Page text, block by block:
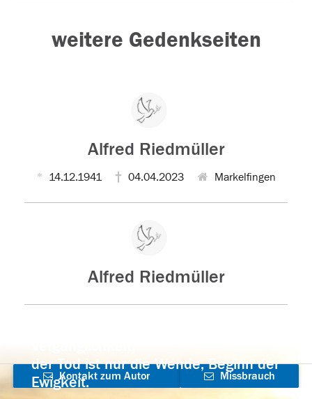
weitere Gedenkseiten
Alfred Riedmüller
14.12.1941 04.04.2023 Markelfingen
Alfred Riedmüller
der Tod ist nur die Wende, Beginn der
Ewigkeit.
Kontakt zum Autor
Missbrauch